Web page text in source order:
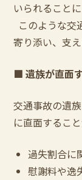
いられることに
このような交
寄り添い、支
■遺族が直面
交通事故の遺
に直面するこ
過失割合に
慰謝料や逸